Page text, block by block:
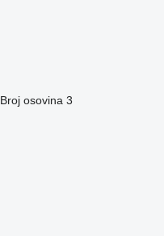
Broj osovina 3